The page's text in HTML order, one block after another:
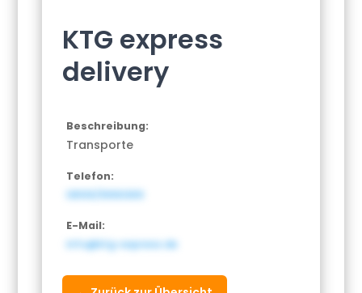
KTG express
delivery
Beschreibung:
Transporte
Telefon:
08139/9990369
E-Mail:
info@ktg-express.de